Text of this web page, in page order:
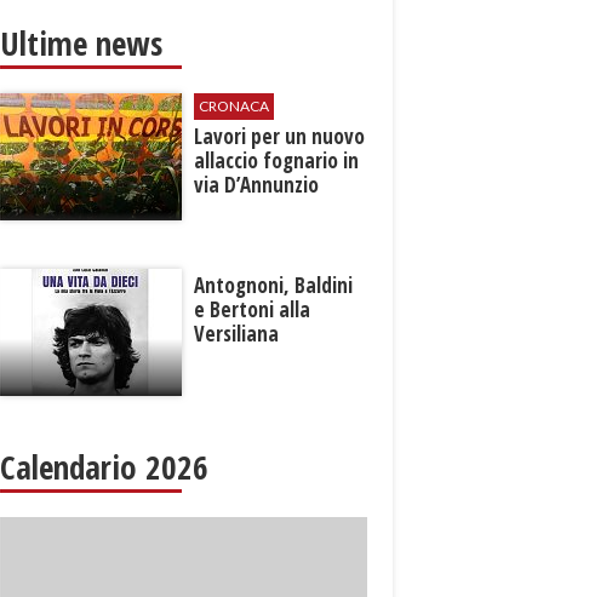
Ultime news
CRONACA
Lavori per un nuovo
allaccio fognario in
via D’Annunzio
Antognoni, Baldini
e Bertoni alla
Versiliana
Calendario 2026